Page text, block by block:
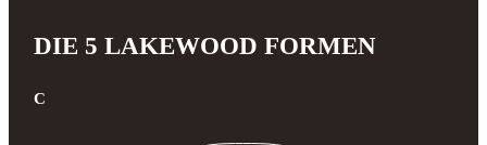
DIE 5 LAKEWOOD FORMEN
C